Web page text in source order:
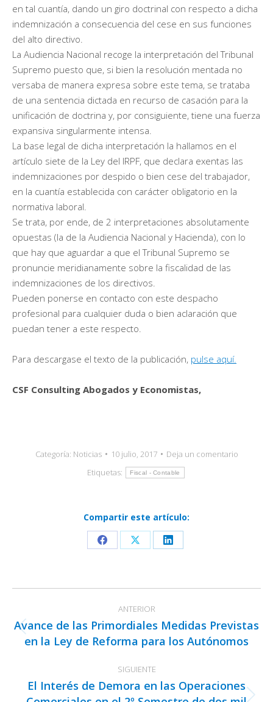
en tal cuantía, dando un giro doctrinal con respecto a dicha
indemnización a consecuencia del cese en sus funciones
del alto directivo.
La Audiencia Nacional recoge la interpretación del Tribunal
Supremo puesto que, si bien la resolución mentada no
versaba de manera expresa sobre este tema, se trataba
de una sentencia dictada en recurso de casación para la
unificación de doctrina y, por consiguiente, tiene una fuerza
expansiva singularmente intensa.
La base legal de dicha interpretación la hallamos en el
artículo siete de la Ley del IRPF, que declara exentas las
indemnizaciones por despido o bien cese del trabajador,
en la cuantía establecida con carácter obligatorio en la
normativa laboral.
Se trata, por ende, de 2 interpretaciones absolutamente
opuestas (la de la Audiencia Nacional y Hacienda), con lo
que hay que aguardar a que el Tribunal Supremo se
pronuncie meridianamente sobre la fiscalidad de las
indemnizaciones de los directivos.
Pueden ponerse en contacto con este despacho
profesional para cualquier duda o bien aclaración que
puedan tener a este respecto.
Para descargase el texto de la publicación, pulse aquí.
CSF Consulting Abogados y Economistas,
Categoría: Noticias 10 julio, 2017
Deja un comentario
Etiquetas:
Fiscal - Contable
Compartir este artículo:
Share
Facebook
Share
X
Share
LinkedIn
entre
publicaciones
ANTERIOR
Publicación
anterior:
Avance de las Primordiales Medidas Previstas
en la Ley de Reforma para los Autónomos
SIGUIENTE
El Interés de Demora en las Operaciones